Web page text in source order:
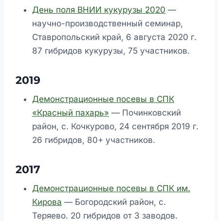
День поля ВНИИ кукурузы 2020 —
научно-производственный семинар,
Ставропольский край, 6 августа 2020 г.
87 гибридов кукурузы, 75 участников.
2019
Демонстрационные посевы в СПК
«Красный пахарь» — Починковский
район, с. Кочкурово, 24 сентября 2019 г.
26 гибридов, 80+ участников.
2017
Демонстрационные посевы в СПК им.
Кирова — Богородский район, с.
Теряево. 20 гибридов от 3 заводов.